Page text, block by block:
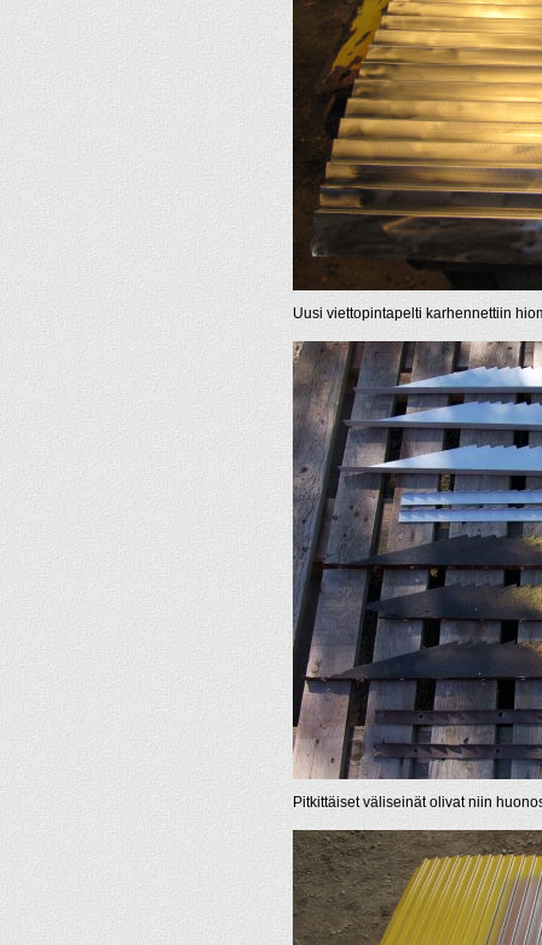
Uusi viettopintapelti karhennettiin
Pitkittäiset väliseinät olivat niin